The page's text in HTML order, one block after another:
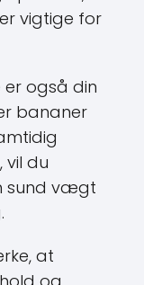
vigtige for
også din
bananer
vil du
sund vægt
at
og